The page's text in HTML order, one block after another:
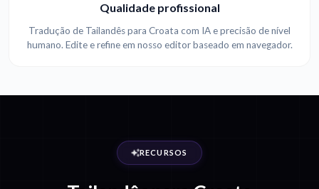
Qualidade profissional
Tradução de Tailandês para Croata com IA e precisão de nível
humano. Edite e refine em nosso editor baseado em navegador.
RECURSOS